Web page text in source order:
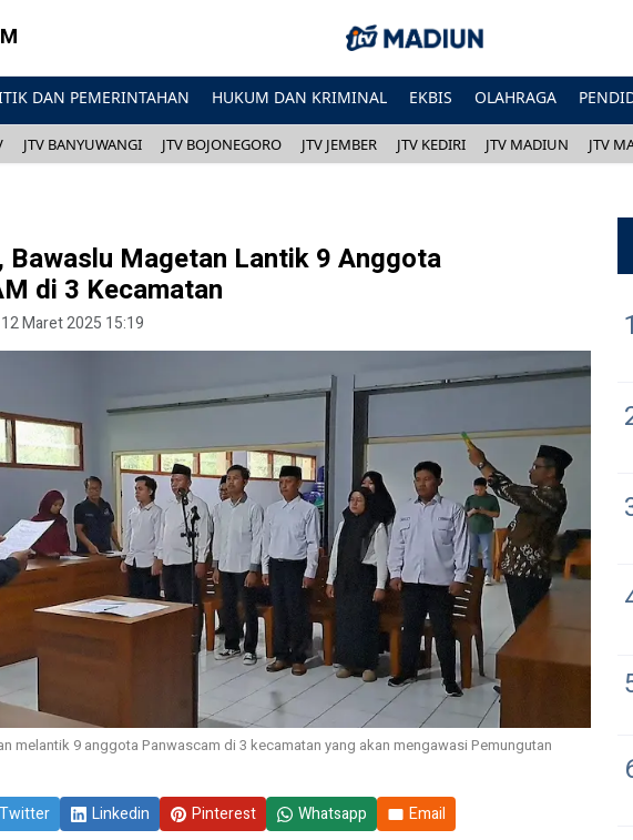
DAN PEMERINTAHAN HUKUM DAN KRIMINAL EKBIS OLAHRAGA
JTV BANYUWANGI JTV BOJONEGORO JTV JEMBER JTV KEDIRI JTV MADIUN JTV
Bawaslu Magetan Lantik 9 Anggota
di 3 Kecamatan
Maret 2025 15:19
melantik 9 anggota Panwascam di 3 kecamatan yang akan mengawasi Pemungutan
Twitter Linkedin Pinterest Whatsapp Email
1